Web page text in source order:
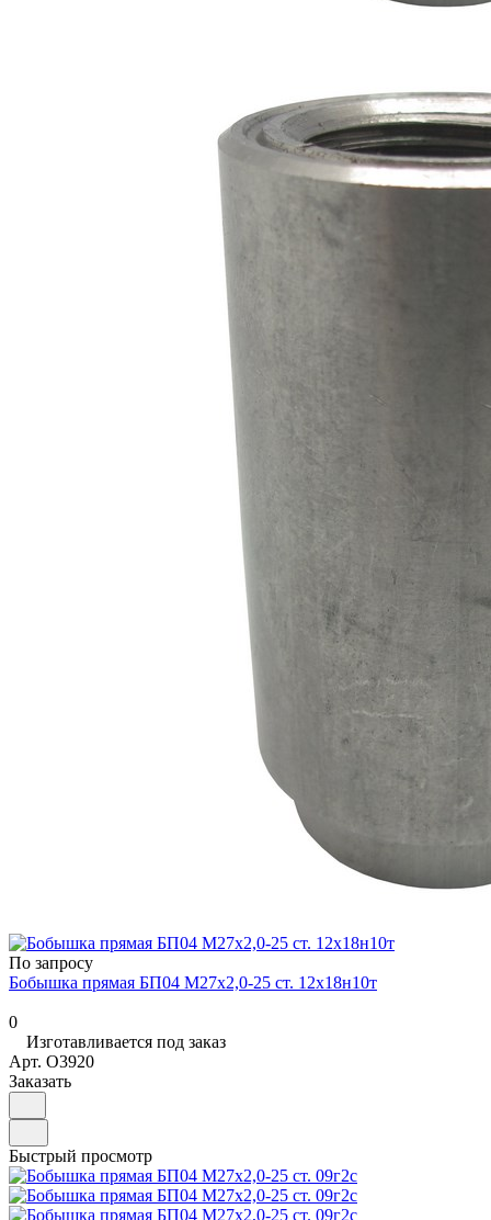
По запросу
Бобышка прямая БП04 М27х2,0-25 ст. 12х18н10т
0
Изготавливается под заказ
Арт. O3920
Заказать
Быстрый просмотр